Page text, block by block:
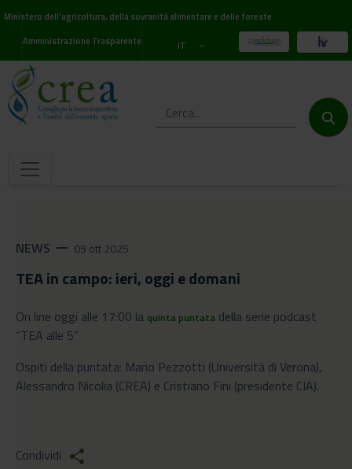
Ministero dell'agricoltura, della sovranità alimentare e delle foreste
Amministrazione Trasparente
IT
NEWS remove 09 ott 2025
TEA in campo: ieri, oggi e domani
On line oggi alle 17:00 la quinta puntata della serie podcast
“TEA alle 5”
Ospiti della puntata: Mario Pezzotti (Università di Verona),
Alessandro Nicolia (CREA) e Cristiano Fini (presidente CIA).
Condividi share